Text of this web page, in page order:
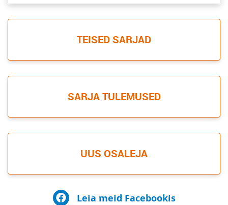
TEISED SARJAD
SARJA TULEMUSED
UUS OSALEJA
Leia meid Facebookis